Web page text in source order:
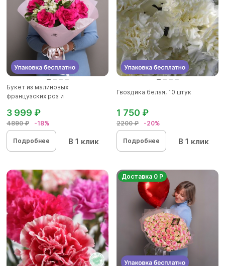
Букет из малиновых
французских роз и
4890 ₽ -18%
3 999 ₽
Подробнее В 1 клик
Гвоздика белая, 10 штук
2200 ₽ -20%
1 750 ₽
Подробнее В 1 клик
Доставка 0 Р